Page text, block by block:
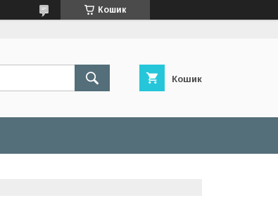
Кошик
Кошик